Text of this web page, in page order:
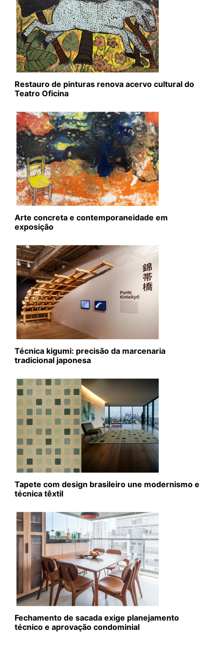
Restauro de pinturas renova acervo cultural do
Teatro Oficina
Arte concreta e contemporaneidade em
exposição
Técnica kigumi: precisão da marcenaria
tradicional japonesa
Tapete com design brasileiro une modernismo e
técnica têxtil
Fechamento de sacada exige planejamento
técnico e aprovação condominial